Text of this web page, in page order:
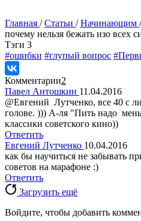
Главная /Статьи /Начинающим
почему нельзя бежать изо всех
Tэги 3
#ошибки #глупый вопрос
Комментарии2
Павел Антошкин 11.04.2016
@Евгений Лутченко, все 40 с
голове. ))) А-ля "Пить надо
классики советского кино))
Ответить
Евгений Лутченко 10.04.2016
как бы научиться не забывать
советов на марафоне :)
Ответить
Загрузить ещё
Войдите, чтобы добавить